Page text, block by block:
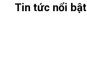
Tin tức nổi bật